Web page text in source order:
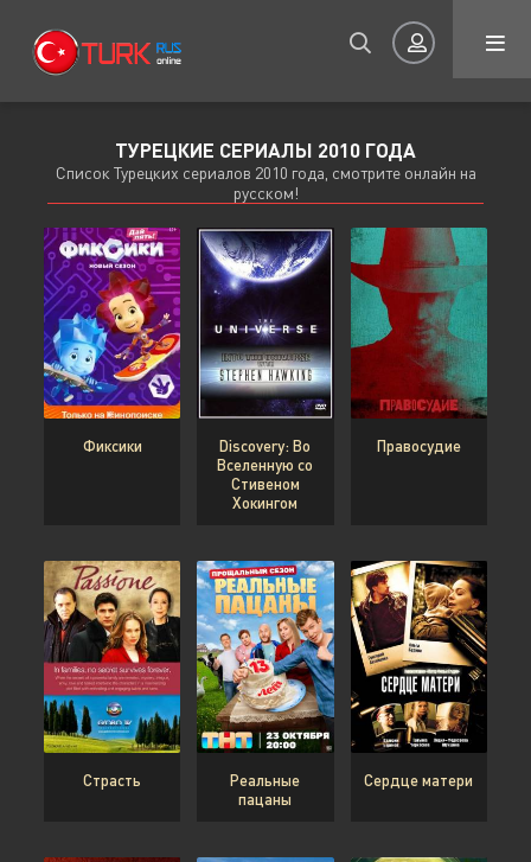
Авторизация
Запомнить
ВОЙТИ НА САЙТ
Восстановить пароль
ТУРЕЦКИЕ СЕРИАЛЫ 2010 ГОДА
Список Турецких сериалов 2010 года, смотрите онлайн на
русском!
Фиксики
Discovery: Во
Вселенную со
Стивеном
Хокингом
Правосудие
Страсть
Реальные
пацаны
Сердце матери